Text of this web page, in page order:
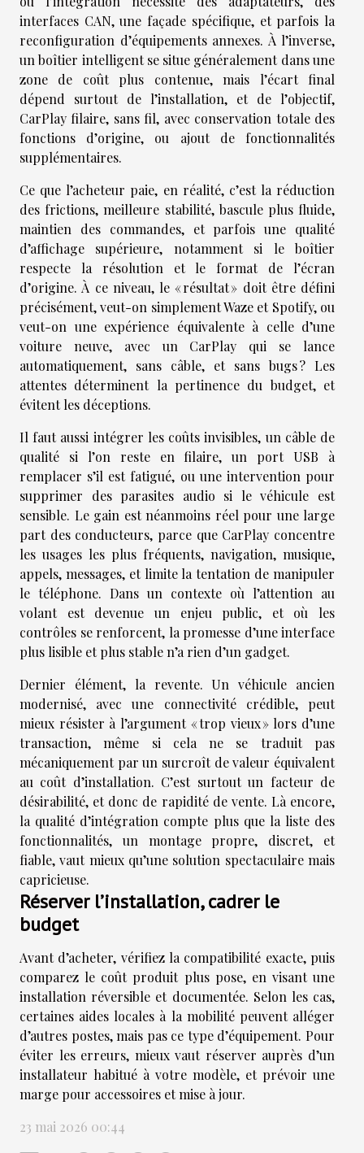
interfaces CAN, une façade spécifique, et parfois la
reconfiguration d’équipements annexes. À l’inverse,
un boîtier intelligent se situe généralement dans une
zone de coût plus contenue, mais l’écart final
dépend surtout de l’installation, et de l’objectif,
CarPlay filaire, sans fil, avec conservation totale des
fonctions d’origine, ou ajout de fonctionnalités
supplémentaires.
Ce que l’acheteur paie, en réalité, c’est la réduction
des frictions, meilleure stabilité, bascule plus fluide,
maintien des commandes, et parfois une qualité
d’affichage supérieure, notamment si le boîtier
respecte la résolution et le format de l’écran
d’origine. À ce niveau, le « résultat » doit être défini
précisément, veut-on simplement Waze et Spotify, ou
veut-on une expérience équivalente à celle d’une
voiture neuve, avec un CarPlay qui se lance
automatiquement, sans câble, et sans bugs ? Les
attentes déterminent la pertinence du budget, et
évitent les déceptions.
Il faut aussi intégrer les coûts invisibles, un câble de
qualité si l’on reste en filaire, un port USB à
remplacer s’il est fatigué, ou une intervention pour
supprimer des parasites audio si le véhicule est
sensible. Le gain est néanmoins réel pour une large
part des conducteurs, parce que CarPlay concentre
les usages les plus fréquents, navigation, musique,
appels, messages, et limite la tentation de manipuler
le téléphone. Dans un contexte où l’attention au
volant est devenue un enjeu public, et où les
contrôles se renforcent, la promesse d’une interface
plus lisible et plus stable n’a rien d’un gadget.
Dernier élément, la revente. Un véhicule ancien
modernisé, avec une connectivité crédible, peut
mieux résister à l’argument « trop vieux » lors d’une
transaction, même si cela ne se traduit pas
mécaniquement par un surcroît de valeur équivalent
au coût d’installation. C’est surtout un facteur de
désirabilité, et donc de rapidité de vente. Là encore,
la qualité d’intégration compte plus que la liste des
fonctionnalités, un montage propre, discret, et
fiable, vaut mieux qu’une solution spectaculaire mais
capricieuse.
Réserver l’installation, cadrer le
budget
Avant d’acheter, vérifiez la compatibilité exacte, puis
comparez le coût produit plus pose, en visant une
installation réversible et documentée. Selon les cas,
certaines aides locales à la mobilité peuvent alléger
d’autres postes, mais pas ce type d’équipement. Pour
éviter les erreurs, mieux vaut réserver auprès d’un
installateur habitué à votre modèle, et prévoir une
marge pour accessoires et mise à jour.
23 mai 2026 00:44